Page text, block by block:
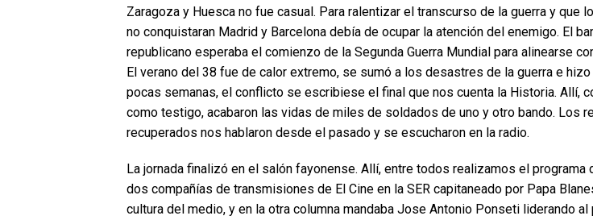
Zaragoza y Huesca no fue casual. Para ralentizar el transcurso de la guerra y que
no conquistaran Madrid y Barcelona debía de ocupar la atención del enemigo. El
republicano esperaba el comienzo de la Segunda Guerra Mundial para alinearse
El verano del 38 fue de calor extremo, se sumó a los desastres de la guerra e hizo
pocas semanas, el conflicto se escribiese el final que nos cuenta la Historia. Allí,
como testigo, acabaron las vidas de miles de soldados de uno y otro bando. Los
recuperados nos hablaron desde el pasado y se escucharon en la radio.
La jornada finalizó en el salón fayonense. Allí, entre todos realizamos el programa
dos compañías de transmisiones de El Cine en la SER capitaneado por Papa
cultura del medio, y en la otra columna mandaba Jose Antonio Ponseti liderando